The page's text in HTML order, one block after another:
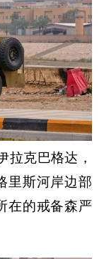
克巴格达，
里斯河岸边部
在的戒备森严